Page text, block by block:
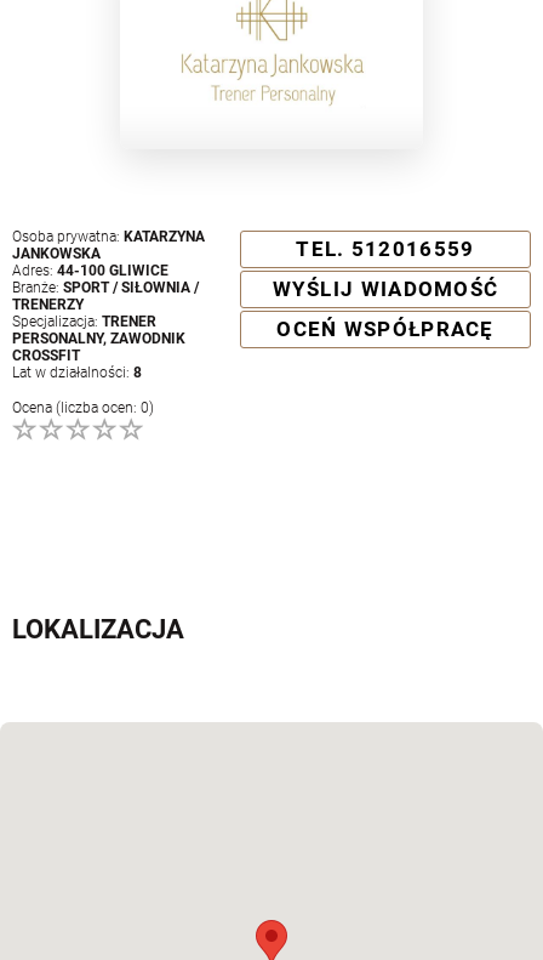
TEL. 512016559
WYŚLIJ WIADOMOŚĆ
OCEŃ WSPÓŁPRACĘ
Osoba prywatna: KATARZYNA
JANKOWSKA
Adres: 44-100 GLIWICE
Branże: SPORT / SIŁOWNIA /
TRENERZY
Specjalizacja: TRENER
PERSONALNY, ZAWODNIK
CROSSFIT
Lat w działalności: 8
Ocena (liczba ocen: 0)
LOKALIZACJA